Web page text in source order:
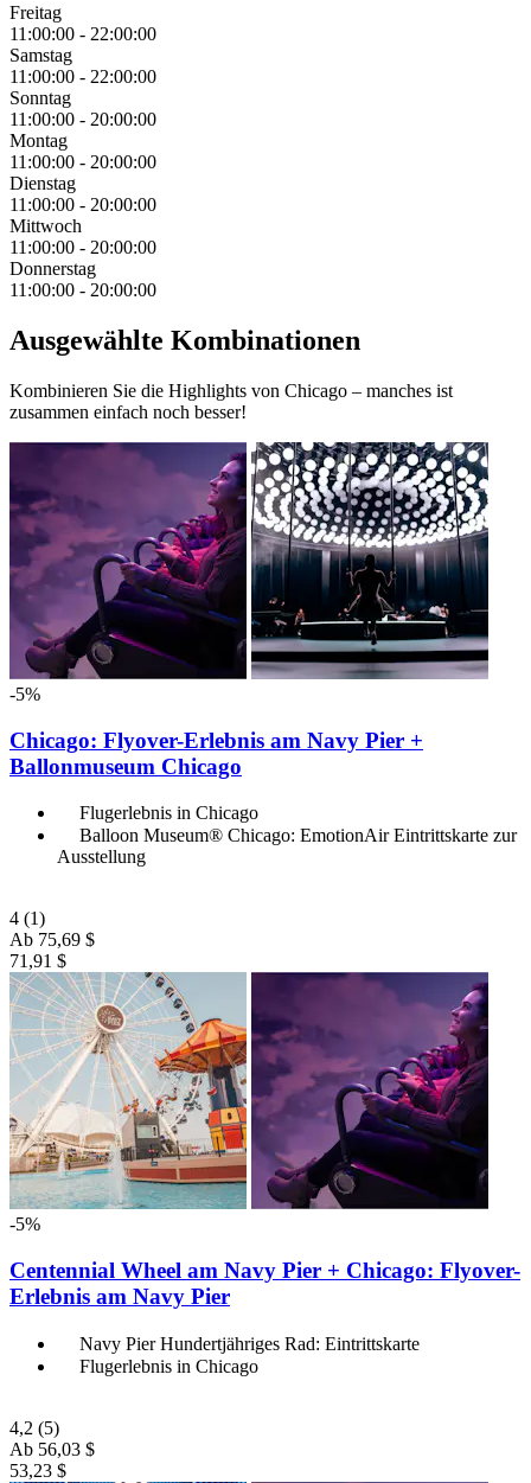
Freitag
11:00:00 - 22:00:00
Samstag
11:00:00 - 22:00:00
Sonntag
11:00:00 - 20:00:00
Montag
11:00:00 - 20:00:00
Dienstag
11:00:00 - 20:00:00
Mittwoch
11:00:00 - 20:00:00
Donnerstag
11:00:00 - 20:00:00
Ausgewählte Kombinationen
Kombinieren Sie die Highlights von Chicago – manches ist
zusammen einfach noch besser!
-5%
Chicago: Flyover-Erlebnis am Navy Pier +
Ballonmuseum Chicago
Flugerlebnis in Chicago
Balloon Museum® Chicago: EmotionAir Eintrittskarte zur
Ausstellung
4 (1)
Ab 75,69 $
71,91 $
-5%
Centennial Wheel am Navy Pier + Chicago: Flyover-
Erlebnis am Navy Pier
Navy Pier Hundertjähriges Rad: Eintrittskarte
Flugerlebnis in Chicago
4,2 (5)
Ab 56,03 $
53,23 $